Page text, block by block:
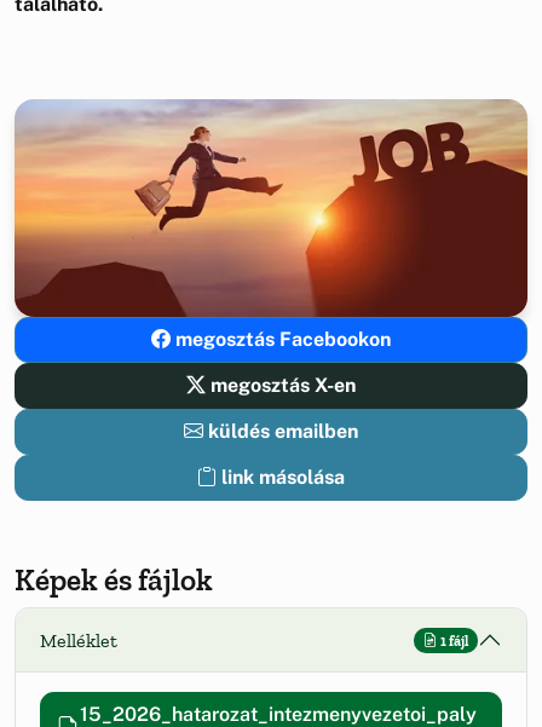
megosztás Facebookon
megosztás X-en
küldés emailben
link másolása
Képek és fájlok
Melléklet 1 fájl
15_2026_hatarozat_intezmenyvezetoi_paly